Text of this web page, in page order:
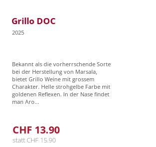
Grillo DOC
2025
Bekannt als die vorherrschende Sorte
bei der Herstellung von Marsala,
bietet Grillo Weine mit grossem
Charakter. Helle strohgelbe Farbe mit
goldenen Reflexen. In der Nase findet
man Aro...
CHF 13.90
statt CHF 15.90